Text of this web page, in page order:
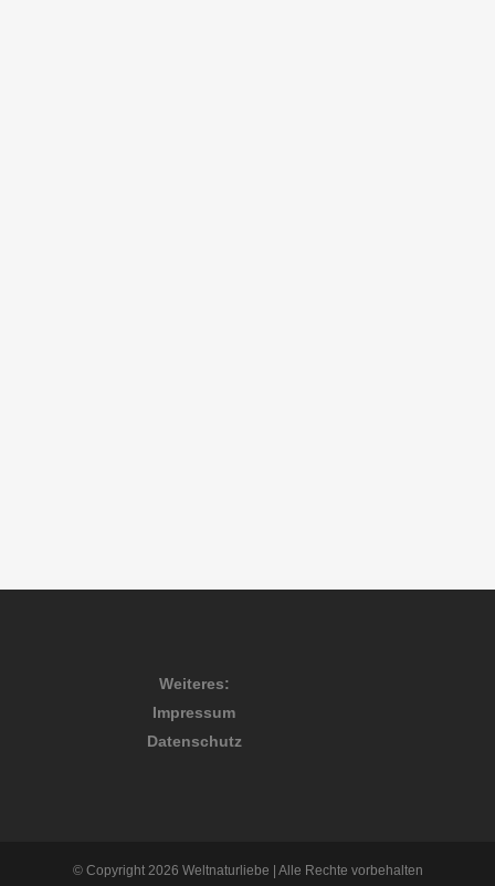
Weiteres:
Impressum
Datenschutz
© Copyright 2026 Weltnaturliebe | Alle Rechte vorbehalten